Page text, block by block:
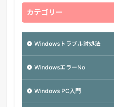
カテゴリー
Windowsトラブル対処法
WindowsエラーNo
Windows PC入門